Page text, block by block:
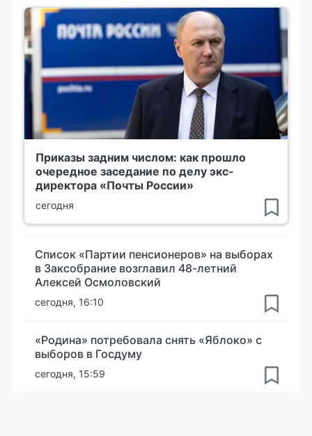
Приказы задним числом: как прошло
очередное заседание по делу экс-
директора «Почты России»
сегодня
Список «Партии пенсионеров» на выборах
в Заксобрание возглавил 48-летний
Алексей Осмоловский
сегодня, 16:10
«Родина» потребовала снять «Яблоко» с
выборов в Госдуму
сегодня, 15:59